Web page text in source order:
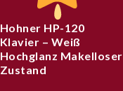
Hohner HP-120
Klavier – Weiß
Hochglanz Makelloser
Zustand